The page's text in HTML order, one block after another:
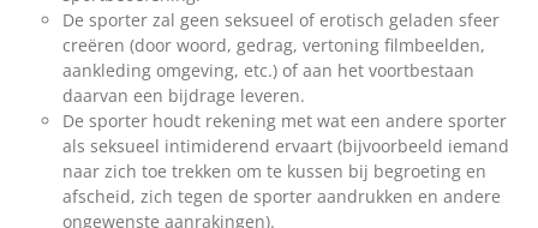
De sporter zal geen seksueel of erotisch geladen sfeer
creëren (door woord, gedrag, vertoning filmbeelden,
aankleding omgeving, etc.) of aan het voortbestaan
daarvan een bijdrage leveren.
De sporter houdt rekening met wat een andere sporter
als seksueel intimiderend ervaart (bijvoorbeeld iemand
naar zich toe trekken om te kussen bij begroeting en
afscheid, zich tegen de sporter aandrukken en andere
ongewenste aanrakingen).